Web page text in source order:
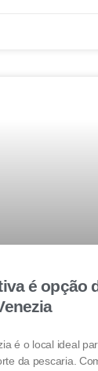
é opção
é o local ideal
da pescaria.